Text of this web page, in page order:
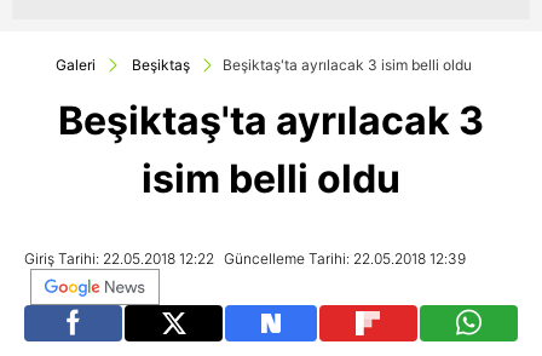
Galeri Beşiktaş Beşiktaş'ta ayrılacak 3 isim belli oldu
Beşiktaş'ta ayrılacak 3
isim belli oldu
Giriş Tarihi: 22.05.2018 12:22 Güncelleme Tarihi: 22.05.2018 12:39